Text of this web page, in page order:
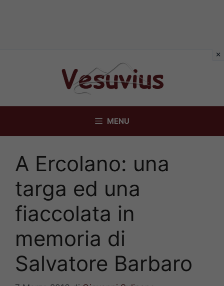
MENU
A Ercolano: una
targa ed una
fiaccolata in
memoria di
Salvatore Barbaro